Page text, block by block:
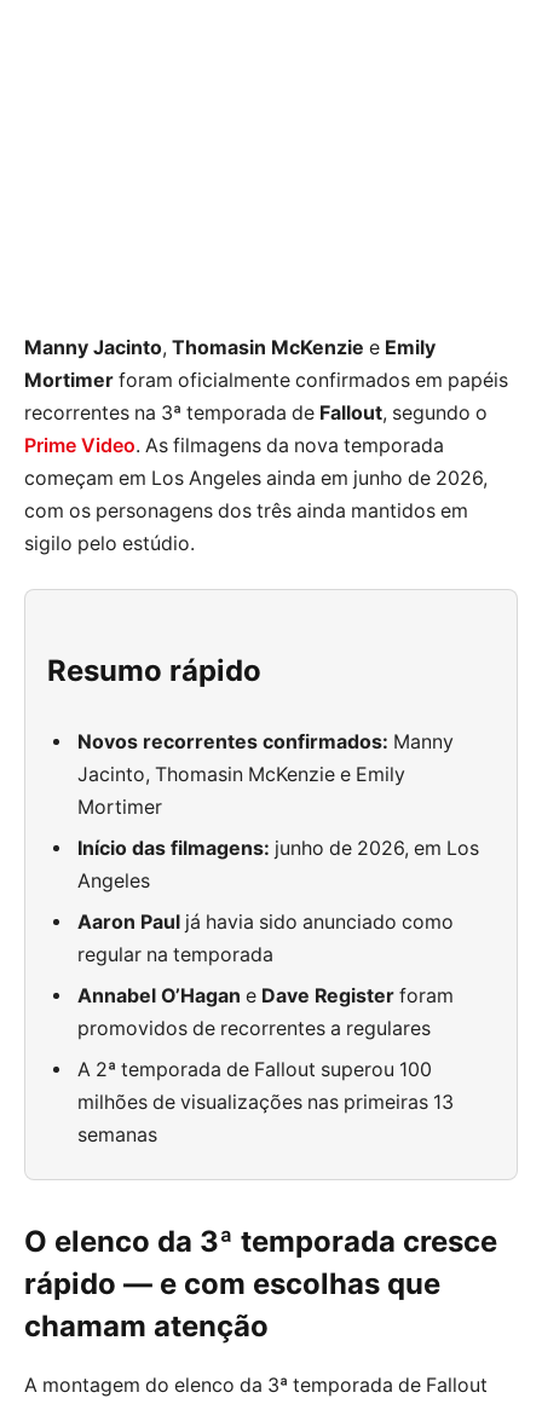
Manny Jacinto, Thomasin McKenzie e Emily
Mortimer foram oficialmente confirmados em papéis
recorrentes na 3ª temporada de Fallout, segundo o
Prime Video. As filmagens da nova temporada
começam em Los Angeles ainda em junho de 2026,
com os personagens dos três ainda mantidos em
sigilo pelo estúdio.
Resumo rápido
Novos recorrentes confirmados: Manny
Jacinto, Thomasin McKenzie e Emily
Mortimer
Início das filmagens: junho de 2026, em Los
Angeles
Aaron Paul já havia sido anunciado como
regular na temporada
Annabel O’Hagan e Dave Register foram
promovidos de recorrentes a regulares
A 2ª temporada de Fallout superou 100
milhões de visualizações nas primeiras 13
semanas
O elenco da 3ª temporada cresce
rápido — e com escolhas que
chamam atenção
A montagem do elenco da 3ª temporada de Fallout